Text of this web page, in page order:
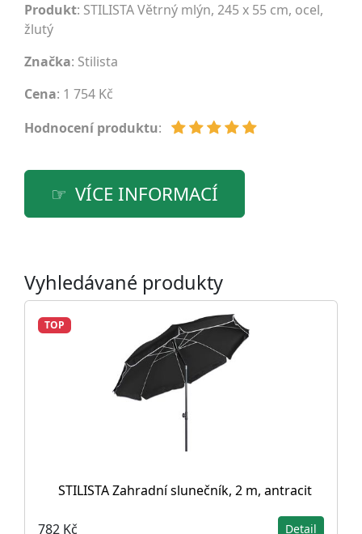
Produkt: STILISTA Větrný mlýn, 245 x 55 cm, ocel,
žlutý
Značka: Stilista
Cena: 1 754 Kč
Hodnocení produktu:
VÍCE INFORMACÍ
Vyhledávané produkty
TOP
STILISTA Zahradní slunečník, 2 m, antracit
782 Kč Detail